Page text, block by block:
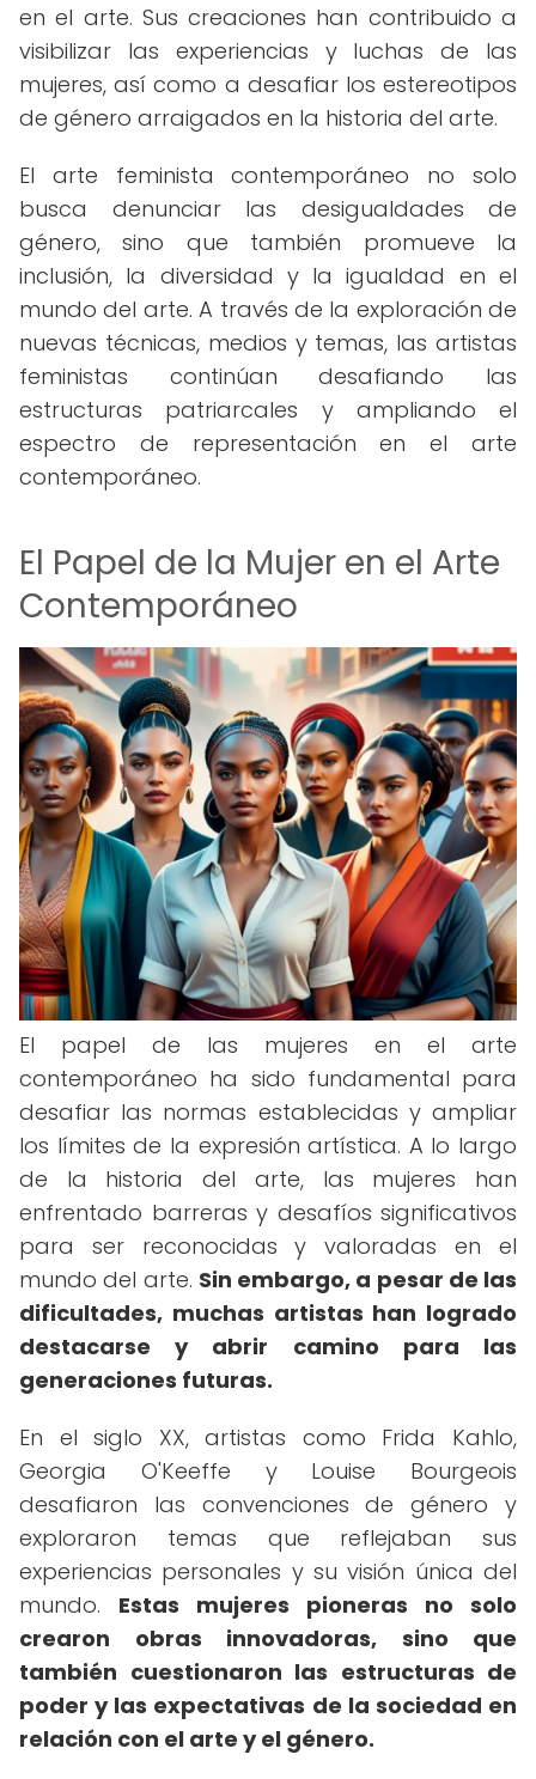
en el arte. Sus creaciones han contribuido a
visibilizar las experiencias y luchas de las
mujeres, así como a desafiar los estereotipos
de género arraigados en la historia del arte.
El arte feminista contemporáneo no solo
busca denunciar las desigualdades de
género, sino que también promueve la
inclusión, la diversidad y la igualdad en el
mundo del arte. A través de la exploración de
nuevas técnicas, medios y temas, las artistas
feministas continúan desafiando las
estructuras patriarcales y ampliando el
espectro de representación en el arte
contemporáneo.
El Papel de la Mujer en el Arte
Contemporáneo
El papel de las mujeres en el arte
contemporáneo ha sido fundamental para
desafiar las normas establecidas y ampliar
los límites de la expresión artística. A lo largo
de la historia del arte, las mujeres han
enfrentado barreras y desafíos significativos
para ser reconocidas y valoradas en el
mundo del arte. Sin embargo, a pesar de las
dificultades, muchas artistas han logrado
destacarse y abrir camino para las
generaciones futuras.
En el siglo XX, artistas como Frida Kahlo,
Georgia O'Keeffe y Louise Bourgeois
desafiaron las convenciones de género y
exploraron temas que reflejaban sus
experiencias personales y su visión única del
mundo. Estas mujeres pioneras no solo
crearon obras innovadoras, sino que
también cuestionaron las estructuras de
poder y las expectativas de la sociedad en
relación con el arte y el género.